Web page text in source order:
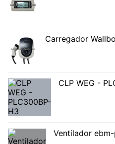
Carregador
CLP WEG -
Ventilador